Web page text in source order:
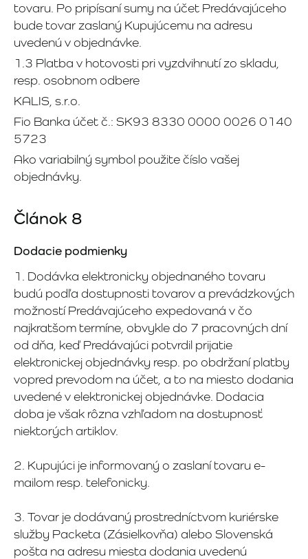
tovaru. Po pripísaní sumy na účet Predávajúceho
bude tovar zaslaný Kupujúcemu na adresu
uvedenú v objednávke.
1.3 Platba v hotovosti pri vyzdvihnutí zo skladu,
resp. osobnom odbere
KALIS, s.r.o.
Fio Banka účet č.: SK93 8330 0000 0026 0140
5723
Ako variabilný symbol použite číslo vašej
objednávky.
Článok 8
Dodacie podmienky
1. Dodávka elektronicky objednaného tovaru
budú podľa dostupnosti tovarov a prevádzkových
možností Predávajúceho expedovaná v čo
najkratšom termíne, obvykle do 7 pracovných dní
od dňa, keď Predávajúci potvrdil prijatie
elektronickej objednávky resp. po obdržaní platby
vopred prevodom na účet, a to na miesto dodania
uvedené v elektronickej objednávke. Dodacia
doba je však rôzna vzhľadom na dostupnosť
niektorých artiklov.
2. Kupujúci je informovaný o zaslaní tovaru e-
mailom resp. telefonicky.
3. Tovar je dodávaný prostredníctvom kuriérske
služby Packeta (Zásielkovňa) alebo Slovenská
pošta na adresu miesta dodania uvedenú